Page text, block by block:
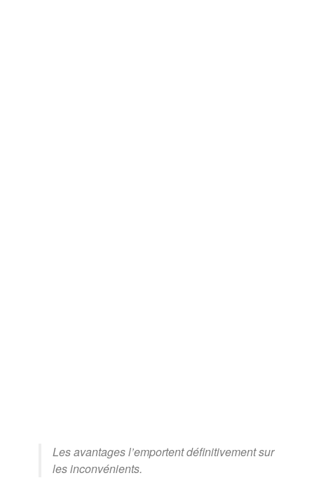
Les avantages l’emportent définitivement sur
les inconvénients.